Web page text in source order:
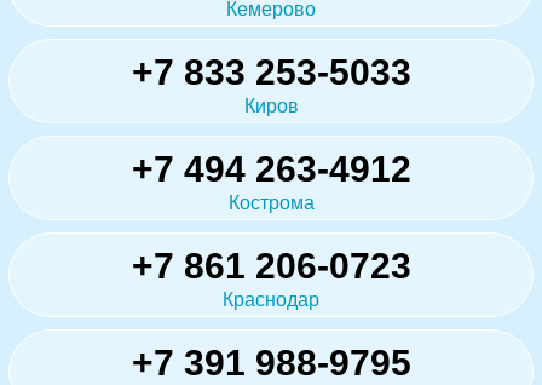
Кемерово
+7 833 253-5033
Киров
+7 494 263-4912
Кострома
+7 861 206-0723
Краснодар
+7 391 988-9795